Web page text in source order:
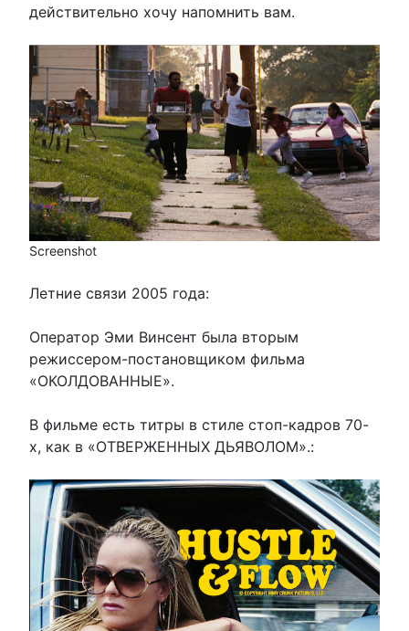
действительно хочу напомнить вам.
Screenshot
Летние связи 2005 года:
Оператор Эми Винсент была вторым
режиссером-постановщиком фильма
«ОКОЛДОВАННЫЕ».
В фильме есть титры в стиле стоп-кадров 70-
х, как в «ОТВЕРЖЕННЫХ ДЬЯВОЛОМ».: